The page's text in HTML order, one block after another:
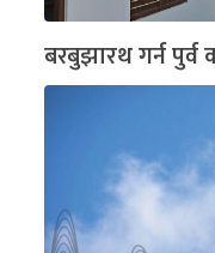
बरबुझारथ गर्न